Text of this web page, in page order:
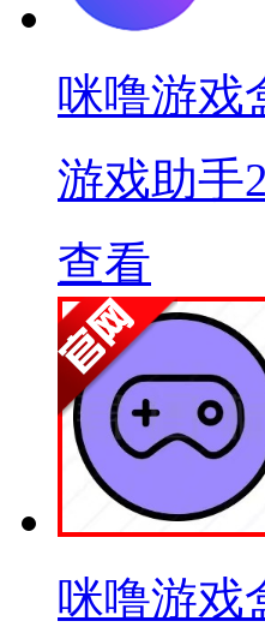
咪噜游戏
游戏助手
查看
咪噜游戏